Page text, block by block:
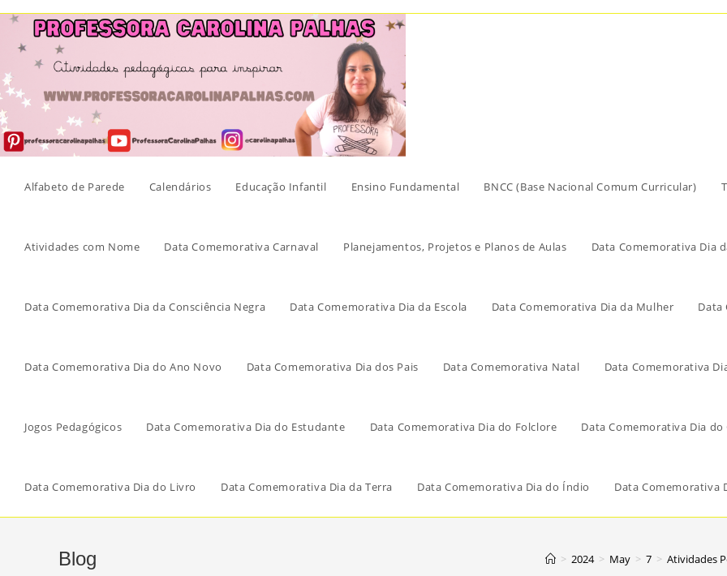
Skip
content
Alfabeto de Parede Calendários Educação Infantil Ensino Fundamental BNCC (Base Nacional Comum Curricular)
Atividades com Nome Data Comemorativa Carnaval Planejamentos, Projetos e Planos de Aulas Data Comemorativa Dia
Data Comemorativa Dia da Consciência Negra Data Comemorativa Dia da Escola Data Comemorativa Dia da Mulher Data
Data Comemorativa Dia do Ano Novo Data Comemorativa Dia dos Pais Data Comemorativa Natal Data Comemorativa
Jogos Pedagógicos Data Comemorativa Dia do Estudante Data Comemorativa Dia do Folclore Data Comemorativa Dia do
Data Comemorativa Dia do Livro Data Comemorativa Dia da Terra Data Comemorativa Dia do Índio Data Comemorativa
Blog > 2024 > May > 7 > Atividades